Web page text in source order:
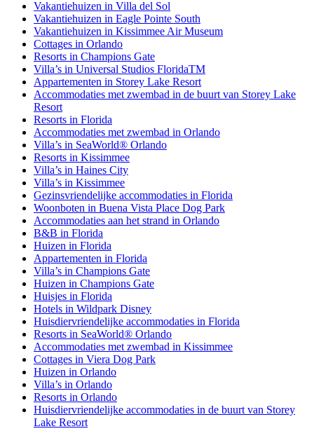
Vakantiehuizen in Villa del Sol
Vakantiehuizen in Eagle Pointe South
Vakantiehuizen in Kissimmee Air Museum
Cottages in Orlando
Resorts in Champions Gate
Villa’s in Universal Studios FloridaTM
Appartementen in Storey Lake Resort
Accommodaties met zwembad in de buurt van Storey Lake
Resort
Resorts in Florida
Accommodaties met zwembad in Orlando
Villa’s in SeaWorld® Orlando
Resorts in Kissimmee
Villa’s in Haines City
Villa’s in Kissimmee
Gezinsvriendelijke accommodaties in Florida
Woonboten in Buena Vista Place Dog Park
Accommodaties aan het strand in Orlando
B&B in Florida
Huizen in Florida
Appartementen in Florida
Villa’s in Champions Gate
Huizen in Champions Gate
Huisjes in Florida
Hotels in Wildpark Disney
Huisdiervriendelijke accommodaties in Florida
Resorts in SeaWorld® Orlando
Accommodaties met zwembad in Kissimmee
Cottages in Viera Dog Park
Huizen in Orlando
Villa’s in Orlando
Resorts in Orlando
Huisdiervriendelijke accommodaties in de buurt van Storey
Lake Resort